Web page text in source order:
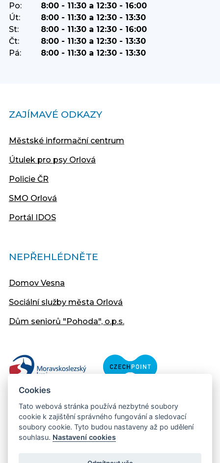
Po:
8:00 - 11:30 a 12:30 - 16:00
Út:
8:00 - 11:30 a 12:30 - 13:30
St:
8:00 - 11:30 a 12:30 - 16:00
Čt:
8:00 - 11:30 a 12:30 - 13:30
Pá:
8:00 - 11:30 a 12:30 - 13:30
ZAJÍMAVÉ ODKAZY
Městské informační centrum
Útulek pro psy Orlová
Policie ČR
SMO Orlová
Portál IDOS
NEPŘEHLÉDNĚTE
Domov Vesna
Sociální služby města Orlová
Dům seniorů "Pohoda", o.p.s.
Copyright © 2013 - 2026 Městský úřad Orlová
Cookies
Tato webová stránka používá nezbytné soubory
cookie k zajištění správného fungování a sledovací
soubory cookie. Tyto budou nastaveny až po udělení
souhlasu. Nastavení cookies